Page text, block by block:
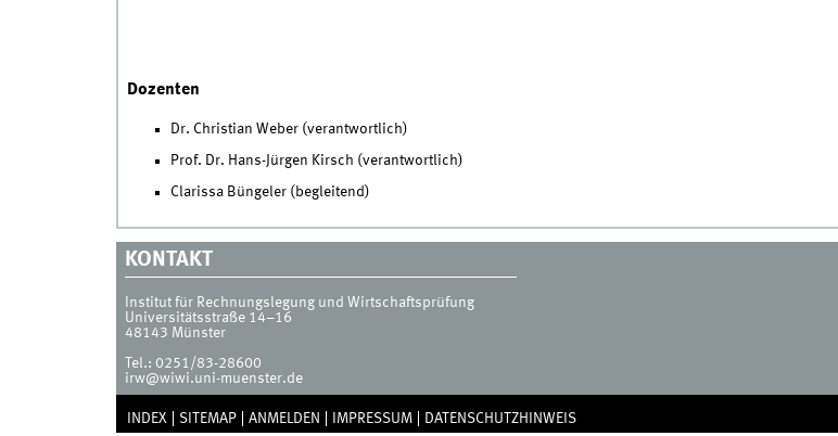
Dozenten
Dr. Christian Weber (verantwortlich)
Prof. Dr. Hans-Jürgen Kirsch (verantwortlich)
Clarissa Büngeler (begleitend)
KONTAKT
Institut für Rechnungslegung und Wirtschaftsprüfung
Universitätsstraße 14–16
48143 Münster
Tel.: 0251/83-28600
irw@wiwi.uni-muenster.de
INDEX SITEMAP ANMELDEN IMPRESSUM DATENSCHUTZHINWEIS